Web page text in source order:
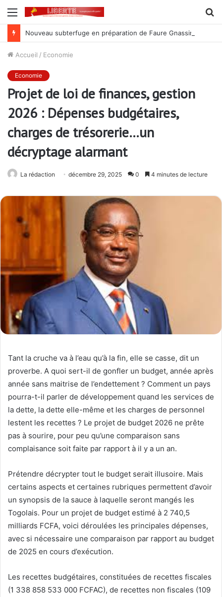
Menu
Accueil / Economie
Economie
Projet de loi de finances, gestion
2026 : Dépenses budgétaires,
charges de trésorerie…un
décryptage alarmant
La rédaction décembre 29, 2025 0 4 minutes de lecture
Tant la cruche va à l’eau qu’à la fin, elle se casse, dit un
proverbe. A quoi sert-il de gonfler un budget, année après
année sans maitrise de l’endettement ? Comment un pays
pourra-t-il parler de développement quand les services de
la dette, la dette elle-même et les charges de personnel
lestent les recettes ? Le projet de budget 2026 ne prête
pas à sourire, pour peu qu’une comparaison sans
complaisance soit faite par rapport à il y a un an.
Prétendre décrypter tout le budget serait illusoire. Mais
certains aspects et certaines rubriques permettent d’avoir
un synopsis de la sauce à laquelle seront mangés les
Togolais. Pour un projet de budget estimé à 2 740,5
milliards FCFA, voici déroulées les principales dépenses,
avec si nécessaire une comparaison par rapport au budget
de 2025 en cours d’exécution.
Les recettes budgétaires, constituées de recettes fiscales
(1 338 858 533 000 FCFAC), de recettes non fiscales (109